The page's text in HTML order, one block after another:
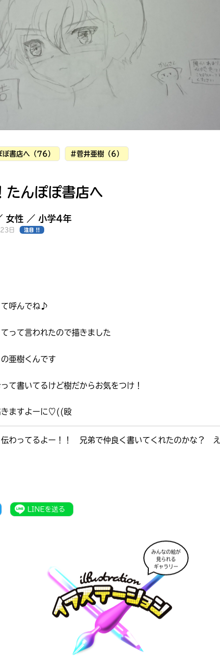
読みたい本が
見つかる
大人気
みんなの絵が
見られる
みんなからのお手紙が
たんぽぽ書店へ
書店へ（76） #菅井亜樹（6）
女性 ／ 小学4年
日 注目 !!
て呼んでね♪
って言われたので描きました
亜樹くんです
て書いてるけど樹だからお気をつけ！
きますよーに♡((殴
伝わってるよー！！ 兄弟で仲良く書いてくれたのかな？
みんなの絵が
見られる
ギャラリー